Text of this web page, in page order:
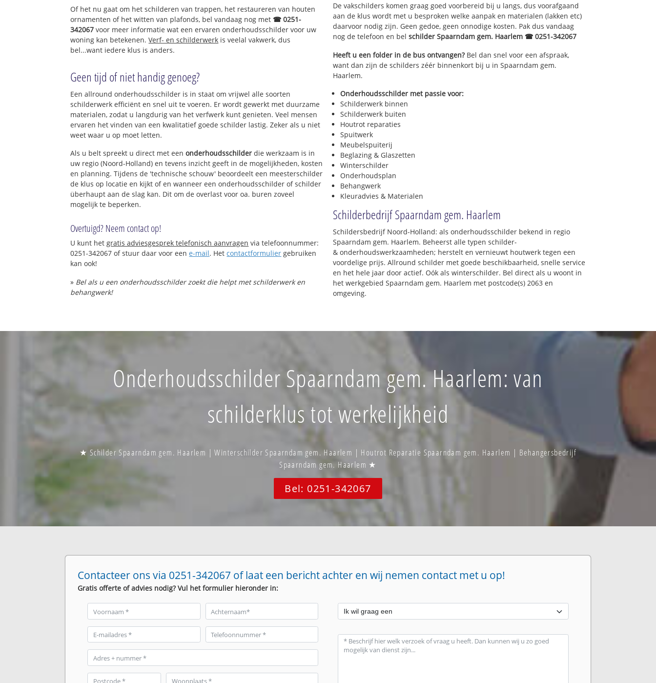
Of het nu gaat om het schilderen van trappen, het restaureren van houten
ornamenten of het witten van plafonds, bel vandaag nog met ☎ 0251-
342067 voor meer informatie wat een ervaren onderhoudsschilder voor uw
woning kan betekenen.Verf- en schilderwerk is veelal vakwerk, dus
bel...want iedere klus is anders.
Geen tijd of niet handig genoeg?
Een allround onderhoudsschilder is in staat om vrijwel alle soorten
schilderwerk efficiënt en snel uit te voeren. Er wordt gewerkt met duurzame
materialen, zodat u langdurig van het verfwerk kunt genieten. Veel mensen
ervaren het vinden van een kwalitatief goede schilder lastig. Zeker als u niet
weet waar u op moet letten.
Als u belt spreekt u direct met eenonderhoudsschilder die werkzaam is in
uw regio (Noord-Holland) en tevens inzicht geeft in de mogelijkheden, kosten
en planning. Tijdens de 'technische schouw' beoordeelt een meesterschilder
de klus op locatie en kijkt of en wanneer een onderhoudsschilder of schilder
überhaupt aan de slag kan. Dit om de overlast voor oa. buren zoveel
mogelijk te beperken.
Overtuigd? Neem contact op!
U kunt hetgratis adviesgesprek telefonisch aanvragen via telefoonnummer:
0251-342067 of stuur daar voor eene-mail. Hetcontactformulier gebruiken
kan ook!
» Bel als u een onderhoudsschilder zoekt die helpt met schilderwerk en
behangwerk!
De vakschilders komen graag goed voorbereid bij u langs, dus voorafgaand
aan de klus wordt met u besproken welke aanpak en materialen (lakken etc)
daarvoor nodig zijn. Geen gedoe, geen onnodige kosten. Pak dus vandaag
nog de telefoon en bel schilder Spaarndam gem. Haarlem ☎ 0251-342067
Heeft u een folder in de bus ontvangen?Bel dan snel voor een afspraak,
want dan zijn de schilders zéér binnenkort bij u in Spaarndam gem.
Haarlem.
Onderhoudsschilder met passie voor:
Schilderwerk binnen
Schilderwerk buiten
Houtrot reparaties
Spuitwerk
Meubelspuiterij
Beglazing & Glaszetten
Winterschilder
Onderhoudsplan
Behangwerk
Kleuradvies & Materialen
Schilderbedrijf Spaarndam gem. Haarlem
Schildersbedrijf Noord-Holland: als onderhoudsschilder bekend in regio
Spaarndam gem. Haarlem. Beheerst alle typen schilder-
& onderhoudswerkzaamheden; herstelt en vernieuwt houtwerk tegen een
voordelige prijs. Allround schilder met goede beschikbaarheid, snelle service
en het hele jaar door actief. Oók als winterschilder. Bel direct als u woont in
het werkgebied Spaarndam gem. Haarlem met postcode(s) 2063 en
omgeving.
Onderhoudsschilder Spaarndam gem. Haarlem: van
schilderklus tot werkelijkheid
★ Schilder Spaarndam gem. Haarlem | Winterschilder Spaarndam gem. Haarlem | Houtrot Reparatie Spaarndam gem. Haarlem | Behangersbedrijf
Spaarndam gem. Haarlem ★
Bel: 0251-342067
Contacteer ons via 0251-342067 of laat een bericht achter en wij nemen contact met u op!
Gratis offerte of advies nodig? Vul het formulier hieronder in: